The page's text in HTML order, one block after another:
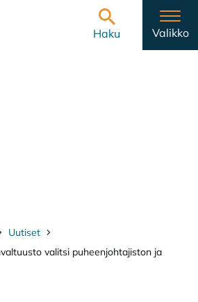
Haku
Valikko
Uutiset
valitsi puheenjohtajiston ja